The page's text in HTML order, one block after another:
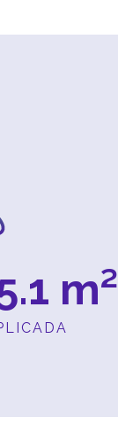
m²